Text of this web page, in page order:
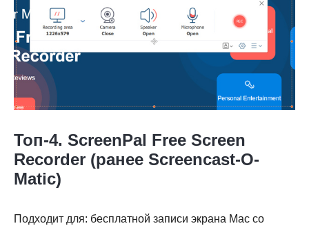
Топ-4. ScreenPal Free Screen
Recorder (ранее Screencast-O-
Matic)
Подходит для: бесплатной записи экрана Mac со